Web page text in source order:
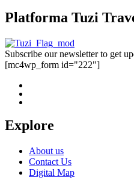
Platforma Tuzi
Subscribe our newsletter to get
[mc4wp_form id="222"]
Explore
About us
Contact Us
Digital Map